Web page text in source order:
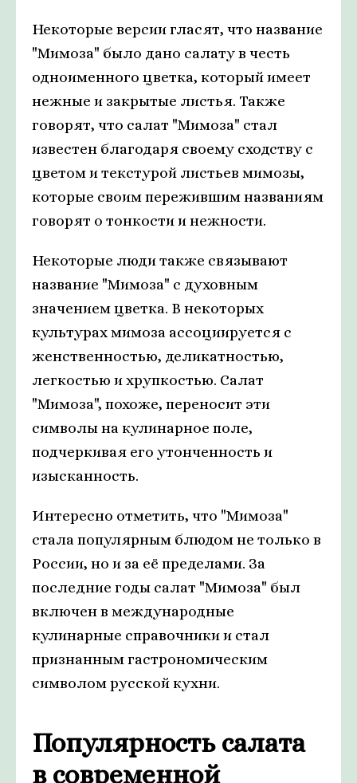
Некоторые версии гласят, что название
"Мимоза" было дано салату в честь
одноименного цветка, который имеет
нежные и закрытые листья. Также
говорят, что салат "Мимоза" стал
известен благодаря своему сходству с
цветом и текстурой листьев мимозы,
которые своим пережившим названиям
говорят о тонкости и нежности.
Некоторые люди также связывают
название "Мимоза" с духовным
значением цветка. В некоторых
культурах мимоза ассоциируется с
женственностью, деликатностью,
легкостью и хрупкостью. Салат
"Мимоза", похоже, переносит эти
символы на кулинарное поле,
подчеркивая его утонченность и
изысканность.
Интересно отметить, что "Мимоза"
стала популярным блюдом не только в
России, но и за её пределами. За
последние годы салат "Мимоза" был
включен в международные
кулинарные справочники и стал
признанным гастрономическим
символом русской кухни.
Популярность салата
в современной